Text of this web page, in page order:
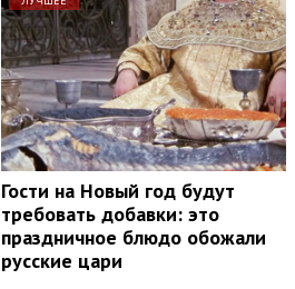
Гости на Новый год будут
требовать добавки: это
праздничное блюдо обожали
русские цари